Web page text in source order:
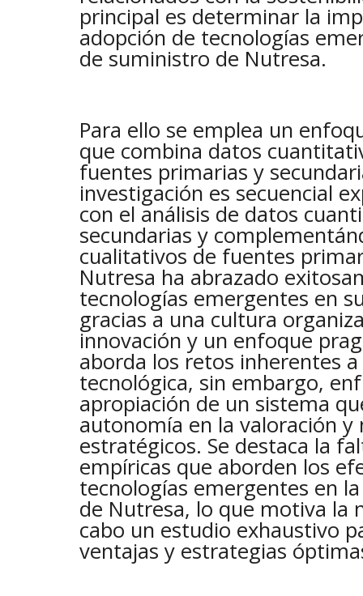
principal es determinar la
adopción de tecnologías
de suministro de Nutresa.
Para ello se emplea un
que combina datos
fuentes primarias y
investigación es secuencial
con el análisis de datos
secundarias y
cualitativos de fuentes
Nutresa ha abrazado
tecnologías emergentes en
gracias a una cultura
innovación y un enfoque
aborda los retos inherentes
tecnológica, sin embargo,
apropiación de un sistema
autonomía en la valoración
estratégicos. Se destaca la
empíricas que aborden los
tecnologías emergentes en
de Nutresa, lo que motiva la
cabo un estudio exhaustivo
ventajas y estrategias